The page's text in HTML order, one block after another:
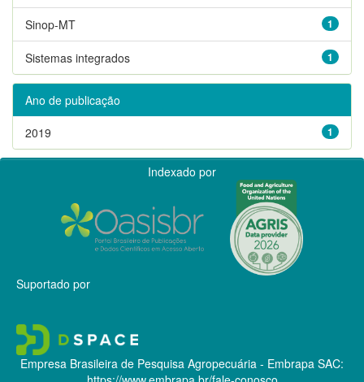
1
Sinop-MT
1
Sistemas integrados
Ano de publicação
1
2019
Indexado por
Suportado por
Empresa Brasileira de Pesquisa Agropecuária - Embrapa SAC: